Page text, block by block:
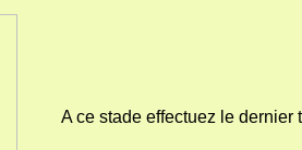
A ce stade effectuez le dernier